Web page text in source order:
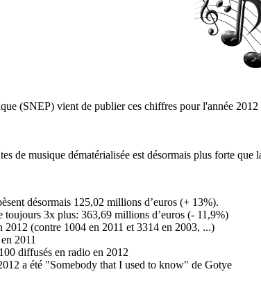
(SNEP) vient de publier ces chiffres pour l'année 2012
de musique dématérialisée est désormais plus forte
désormais 125,02 millions d’euros (+ 13%).
toujours 3x plus: 363,69 millions d’euros (- 11,9%)
2012 (contre 1004 en 2011 et 3314 en 2003, ...)
2011
diffusés en radio en 2012
a été "Somebody that I used to know" de Gotye